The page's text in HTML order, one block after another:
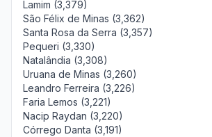
Lamim (3,379)
São Félix de Minas (3,362)
Santa Rosa da Serra (3,357)
Pequeri (3,330)
Natalândia (3,308)
Uruana de Minas (3,260)
Leandro Ferreira (3,226)
Faria Lemos (3,221)
Nacip Raydan (3,220)
Córrego Danta (3,191)